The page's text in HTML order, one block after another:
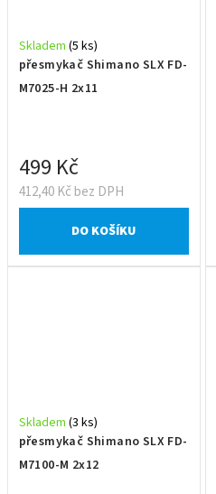
přesmykač Shimano SLX FD-
M7025-H 2x11
Skladem (5 ks)
412,40 Kč bez DPH
499 Kč
DO KOŠÍKU
přesmykač Shimano SLX FD-
M7100-M 2x12
Skladem (3 ks)